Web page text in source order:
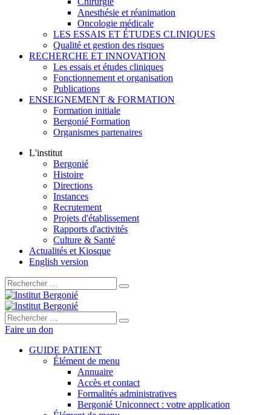
Anesthésie et réanimation
Oncologie médicale
LES ESSAIS ET ÉTUDES CLINIQUES
Qualité et gestion des risques
RECHERCHE ET INNOVATION
Les essais et études cliniques
Fonctionnement et organisation
Publications
ENSEIGNEMENT & FORMATION
Formation initiale
Bergonié Formation
Organismes partenaires
L'institut
Bergonié
Histoire
Directions
Instances
Recrutement
Projets d'établissement
Rapports d'activités
Culture & Santé
Actualités et Kiosque
English version
Rechercher :
Rechercher :
Faire un don
GUIDE PATIENT
Élément de menu
Annuaire
Accès et contact
Formalités administratives
Bergonié Uniconnect : votre application